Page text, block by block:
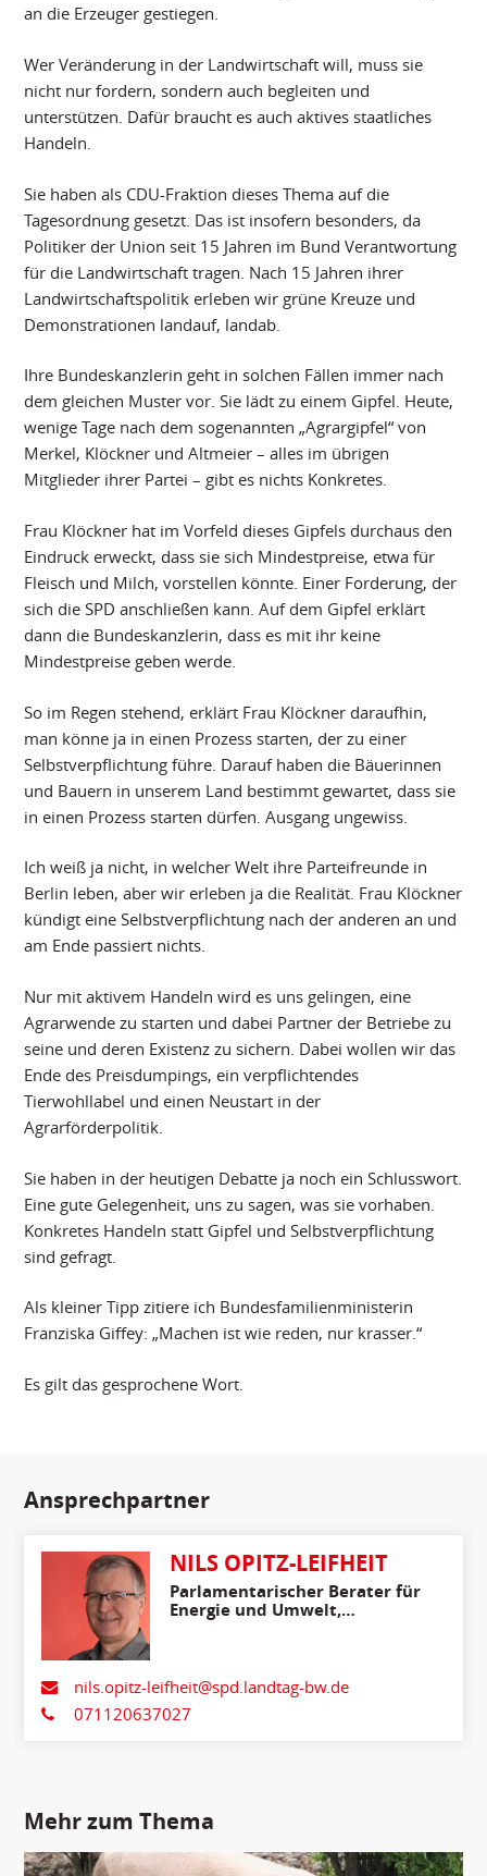
an die Erzeuger gestiegen.
Wer Veränderung in der Landwirtschaft will, muss sie
nicht nur fordern, sondern auch begleiten und
unterstützen. Dafür braucht es auch aktives staatliches
Handeln.
Sie haben als CDU-Fraktion dieses Thema auf die
Tagesordnung gesetzt. Das ist insofern besonders, da
Politiker der Union seit 15 Jahren im Bund Verantwortung
für die Landwirtschaft tragen. Nach 15 Jahren ihrer
Landwirtschaftspolitik erleben wir grüne Kreuze und
Demonstrationen landauf, landab.
Ihre Bundeskanzlerin geht in solchen Fällen immer nach
dem gleichen Muster vor. Sie lädt zu einem Gipfel. Heute,
wenige Tage nach dem sogenannten „Agrargipfel“ von
Merkel, Klöckner und Altmeier – alles im übrigen
Mitglieder ihrer Partei – gibt es nichts Konkretes.
Frau Klöckner hat im Vorfeld dieses Gipfels durchaus den
Eindruck erweckt, dass sie sich Mindestpreise, etwa für
Fleisch und Milch, vorstellen könnte. Einer Forderung, der
sich die SPD anschließen kann. Auf dem Gipfel erklärt
dann die Bundeskanzlerin, dass es mit ihr keine
Mindestpreise geben werde.
So im Regen stehend, erklärt Frau Klöckner daraufhin,
man könne ja in einen Prozess starten, der zu einer
Selbstverpflichtung führe. Darauf haben die Bäuerinnen
und Bauern in unserem Land bestimmt gewartet, dass sie
in einen Prozess starten dürfen. Ausgang ungewiss.
Ich weiß ja nicht, in welcher Welt ihre Parteifreunde in
Berlin leben, aber wir erleben ja die Realität. Frau Klöckner
kündigt eine Selbstverpflichtung nach der anderen an und
am Ende passiert nichts.
Nur mit aktivem Handeln wird es uns gelingen, eine
Agrarwende zu starten und dabei Partner der Betriebe zu
seine und deren Existenz zu sichern. Dabei wollen wir das
Ende des Preisdumpings, ein verpflichtendes
Tierwohllabel und einen Neustart in der
Agrarförderpolitik.
Sie haben in der heutigen Debatte ja noch ein Schlusswort.
Eine gute Gelegenheit, uns zu sagen, was sie vorhaben.
Konkretes Handeln statt Gipfel und Selbstverpflichtung
sind gefragt.
Als kleiner Tipp zitiere ich Bundesfamilienministerin
Franziska Giffey: „Machen ist wie reden, nur krasser.“
Es gilt das gesprochene Wort.
Ansprechpartner
NILS OPITZ-LEIFHEIT
Parlamentarischer Berater für
Energie und Umwelt,
Ländlicher Raum,
nils.opitz-leifheit@spd.landtag-bw.de
071120637027
Mehr zum Thema